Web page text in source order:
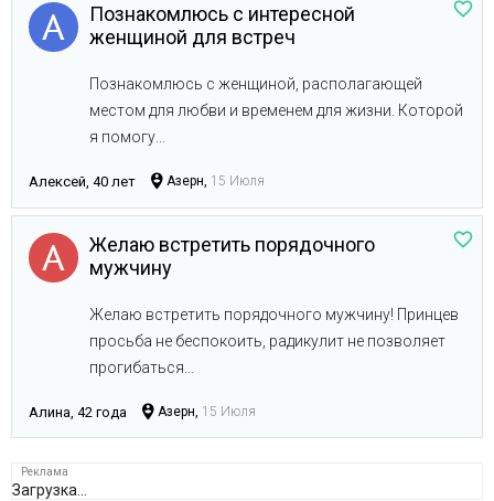
Познакомлюсь с интересной
женщиной для встреч
Познакомлюсь с женщиной, располагающей
местом для любви и временем для жизни. Которой
я помогу...
Алексей, 40 лет Азерн, 15 Июля
Желаю встретить порядочного
мужчину
Желаю встретить порядочного мужчину! Принцев
просьба не беспокоить, радикулит не позволяет
прогибаться...
Алина, 42 года Азерн, 15 Июля
Загрузка...